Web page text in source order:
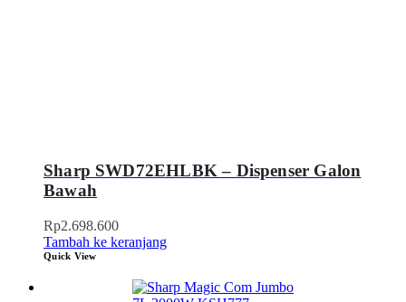
Sharp SWD72EHLBK – Dispenser Galon
Bawah
Rp2.698.600
Tambah ke keranjang
Quick View